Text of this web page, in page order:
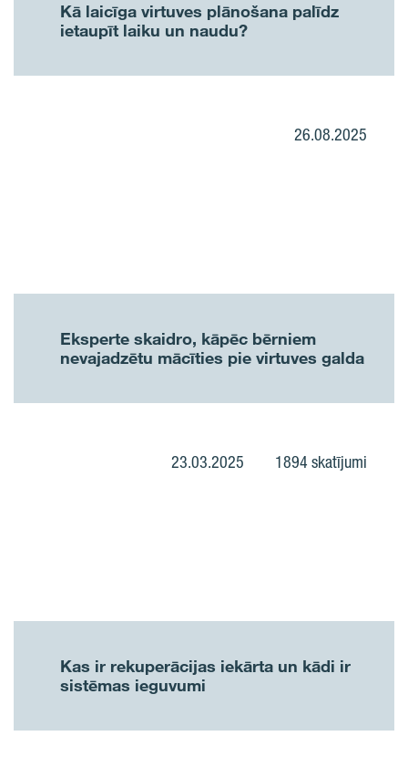
Kā laicīga virtuves plānošana palīdz
ietaupīt laiku un naudu?
26.08.2025
Eksperte skaidro, kāpēc bērniem
nevajadzētu mācīties pie virtuves galda
23.03.2025 1894 skatījumi
Kas ir rekuperācijas iekārta un kādi ir
sistēmas ieguvumi